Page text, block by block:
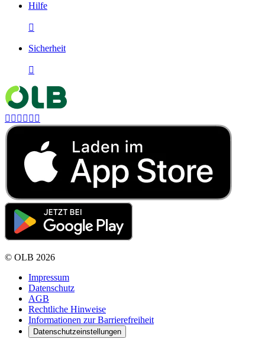
Hilfe

Sicherheit

     
© OLB 2026
Impressum
Datenschutz
AGB
Rechtliche Hinweise
Informationen zur Barrierefreiheit
Datenschutzeinstellungen